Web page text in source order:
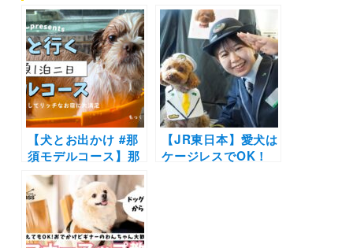
【犬とお出かけ #那
須モデルコース】那
須ハイランドパーク
〜ペット&スパホテ
ル那須ワン〜蕎麦工
房五色庵〜那須高原
南ヶ丘牧場コース
【JR東日本】愛犬は
ケージレスでOK！